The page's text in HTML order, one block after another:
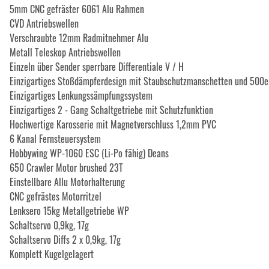
5mm CNC gefräster 6061 Alu Rahmen
CVD Antriebswellen
Verschraubte 12mm Radmitnehmer Alu
Metall Teleskop Antriebswellen
Einzeln über Sender sperrbare Differentiale V / H
Einzigartiges Stoßdämpferdesign mit Staubschutzmanschetten und
Einzigartiges Lenkungssämpfungssystem
Einzigartiges 2 - Gang Schaltgetriebe mit Schutzfunktion
Hochwertige Karosserie mit Magnetverschluss 1,2mm PVC
6 Kanal Fernsteuersystem
Hobbywing WP-1060 ESC (Li-Po fähig) Deans
650 Crawler Motor brushed 23T
Einstellbare Allu Motorhalterung
CNC gefrästes Motorritzel
Lenksero 15kg Metallgetriebe WP
Schaltservo 0,9kg, 17g
Schaltservo Diffs 2 x 0,9kg, 17g
Komplett Kugelgelagert